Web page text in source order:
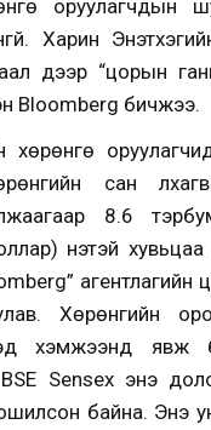
оруулагчдын
Харин
дээр “цорын
Bloomberg бичжээ.
хөрөнгө
сан
8.6
үнэтэй
агентлагийн
Хөрөнгийн
хэмжээнд явж
Sensex энэ
байна. Энэ